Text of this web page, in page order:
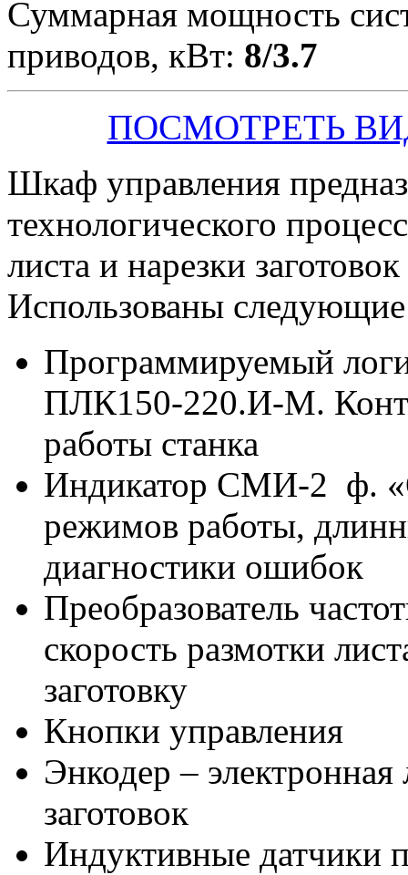
Суммарная мощность
приводов, кВт: 8/3.7
ПОСМОТРЕТЬ
Шкаф управления
технологического
листа и нарезки
Использованы
Программируемый
ПЛК150-220.И-М.
работы станка
Индикатор СМИ-2 ф.
режимов работы,
диагностики ошибок
Преобразователь
скорость размотки
заготовку
Кнопки управления
Энкодер –
заготовок
Индуктивные датчики